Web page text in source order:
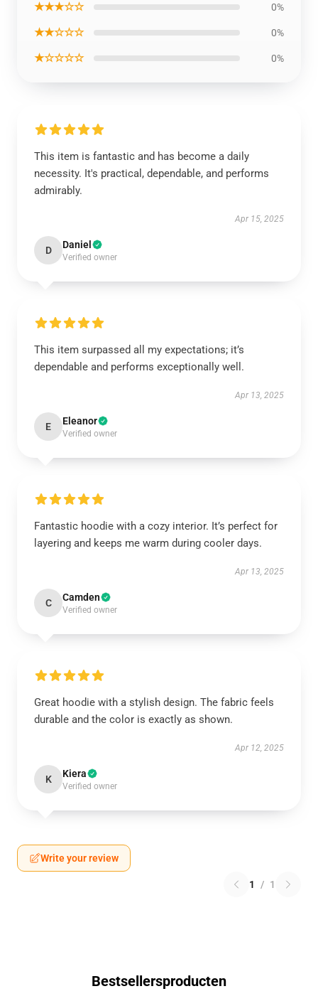
★★★☆☆ 0%
★★☆☆☆ 0%
★☆☆☆☆ 0%
This item is fantastic and has become a daily
necessity. It's practical, dependable, and performs
admirably.
Apr 15, 2025
D Daniel
Verified owner
This item surpassed all my expectations; it’s
dependable and performs exceptionally well.
Apr 13, 2025
E Eleanor
Verified owner
Fantastic hoodie with a cozy interior. It’s perfect for
layering and keeps me warm during cooler days.
Apr 13, 2025
C Camden
Verified owner
Great hoodie with a stylish design. The fabric feels
durable and the color is exactly as shown.
Apr 12, 2025
K Kiera
Verified owner
Write your review
1 / 1
Bestsellersproducten